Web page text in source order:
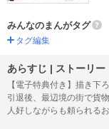
みんなのまんがタグ
タグ編集
あらすじ | ストーリー
【電子特典付き】描き下
引退後、最辺境の街で貨
人好しながらも頼られる
が……「父親の名は『ワ